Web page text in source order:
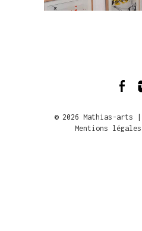
© 2026 Mathias-arts |
Mentions légales